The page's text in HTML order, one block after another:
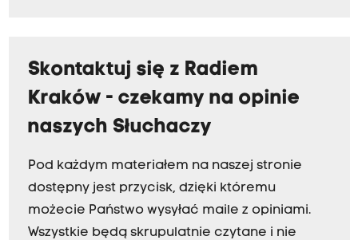
Skontaktuj się z Radiem
Kraków - czekamy na opinie
naszych Słuchaczy
Pod każdym materiałem na naszej stronie
dostępny jest przycisk, dzięki któremu
możecie Państwo wysyłać maile z opiniami.
Wszystkie będą skrupulatnie czytane i nie